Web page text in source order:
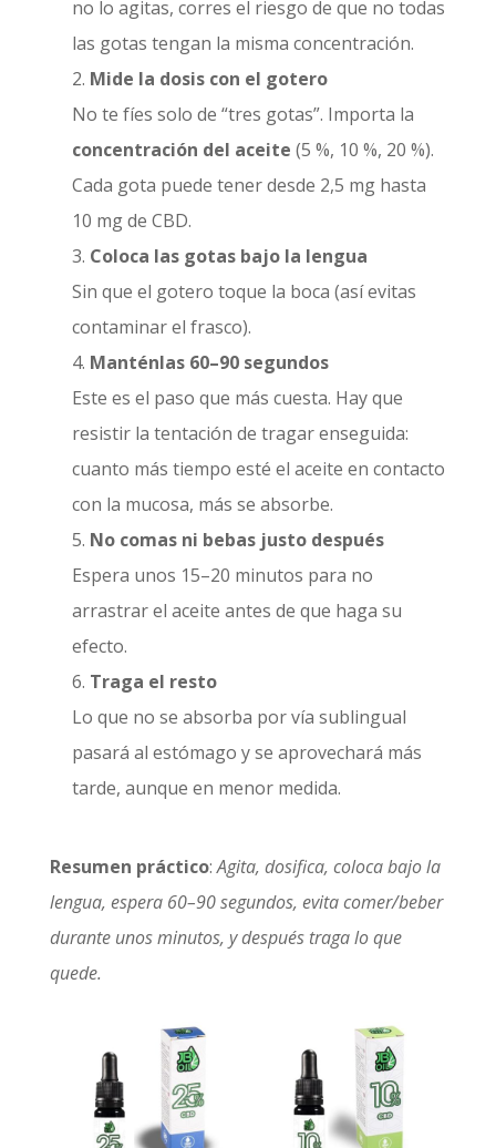
no lo agitas, corres el riesgo de que no todas
las gotas tengan la misma concentración.
Mide la dosis con el gotero
No te fíes solo de “tres gotas”. Importa la
concentración del aceite (5 %, 10 %, 20 %).
Cada gota puede tener desde 2,5 mg hasta
10 mg de CBD.
Coloca las gotas bajo la lengua
Sin que el gotero toque la boca (así evitas
contaminar el frasco).
Manténlas 60–90 segundos
Este es el paso que más cuesta. Hay que
resistir la tentación de tragar enseguida:
cuanto más tiempo esté el aceite en contacto
con la mucosa, más se absorbe.
No comas ni bebas justo después
Espera unos 15–20 minutos para no
arrastrar el aceite antes de que haga su
efecto.
Traga el resto
Lo que no se absorba por vía sublingual
pasará al estómago y se aprovechará más
tarde, aunque en menor medida.
Resumen práctico:Agita, dosifica, coloca bajo la
lengua, espera 60–90 segundos, evita comer/beber
durante unos minutos, y después traga lo que
quede.